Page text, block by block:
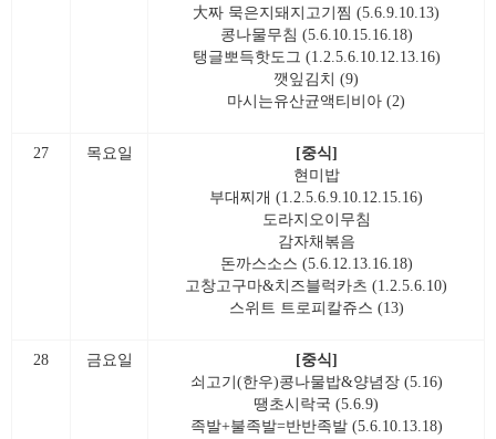
大짜 묵은지돼지고기찜 (5.6.9.10.13)
콩나물무침 (5.6.10.15.16.18)
탱글뽀득핫도그 (1.2.5.6.10.12.13.16)
깻잎김치 (9)
마시는유산균액티비아 (2)
27 목요일
[중식]
현미밥
부대찌개 (1.2.5.6.9.10.12.15.16)
도라지오이무침
감자채볶음
돈까스소스 (5.6.12.13.16.18)
고창고구마&치즈블럭카츠 (1.2.5.6.10)
스위트 트로피칼쥬스 (13)
28 금요일
[중식]
쇠고기(한우)콩나물밥&양념장 (5.16)
땡초시락국 (5.6.9)
족발+불족발=반반족발 (5.6.10.13.18)